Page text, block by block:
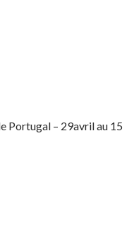
Portugal – 29avril au 15